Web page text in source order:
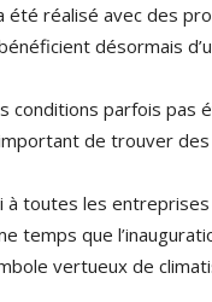
réalisé avec des
désormais
conditions parfois pas
de trouver des
à toutes les
temps que
vertueux de